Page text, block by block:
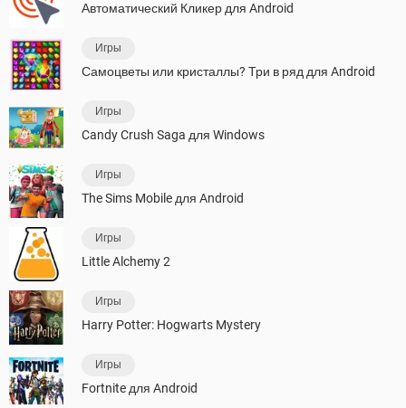
Автоматический Кликер для Android
Игры
Самоцветы или кристаллы? Три в ряд для Android
Игры
Candy Crush Saga для Windows
Игры
The Sims Mobile для Android
Игры
Little Alchemy 2
Игры
Harry Potter: Hogwarts Mystery
Игры
Fortnite для Android